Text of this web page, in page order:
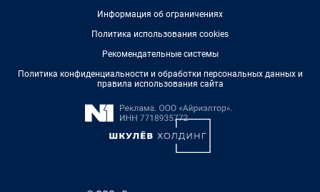
Информация об ограничениях
Политика использования cookies
Рекомендательные системы
Политика конфиденциальности и обработки персональных данных и
правила использования сайта